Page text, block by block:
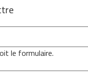
le formulaire.